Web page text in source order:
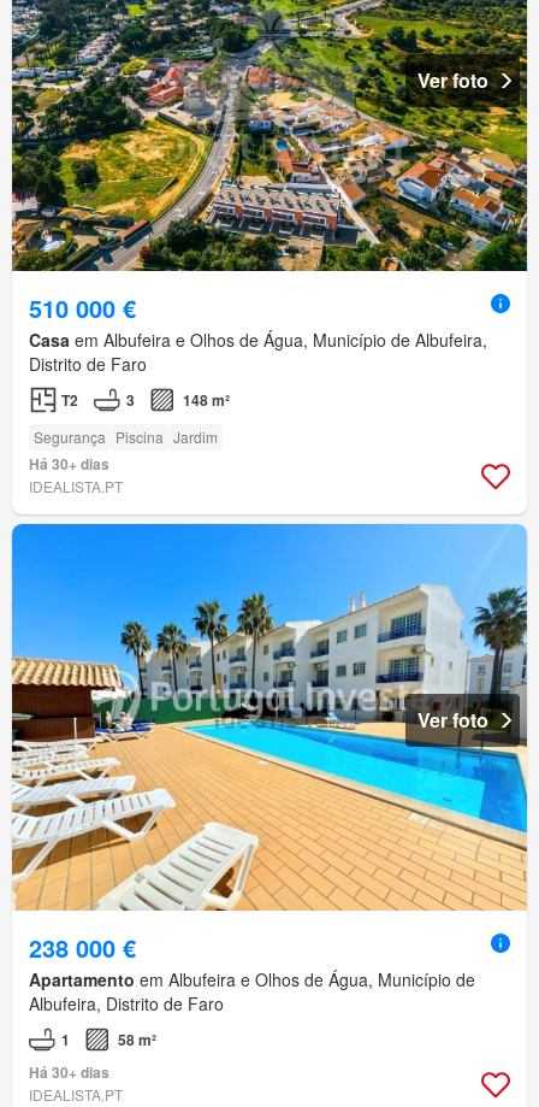
Ver foto
510 000 €
Casa em Albufeira e Olhos de Água, Município de Albufeira,
Distrito de Faro
T2 3 148 m²
Segurança Piscina Jardim
Há 30+ dias
IDEALISTA.PT
Ver foto
238 000 €
Apartamento em Albufeira e Olhos de Água, Município de
Albufeira, Distrito de Faro
1
58 m²
Há 30+ dias
IDEALISTA.PT